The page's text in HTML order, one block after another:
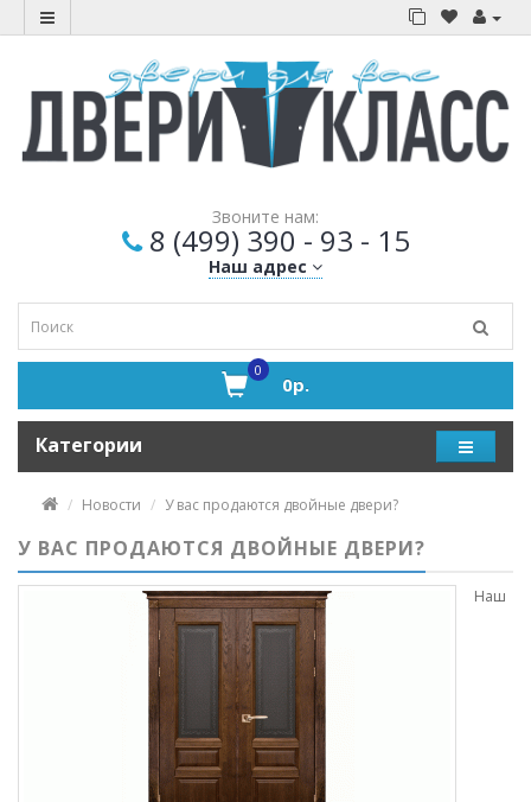
Звоните нам:
8 (499) 390 - 93 - 15
Наш адрес
0
0р.
Категории
Новости У вас продаются двойные двери?
У ВАС ПРОДАЮТСЯ ДВОЙНЫЕ ДВЕРИ?
Наш